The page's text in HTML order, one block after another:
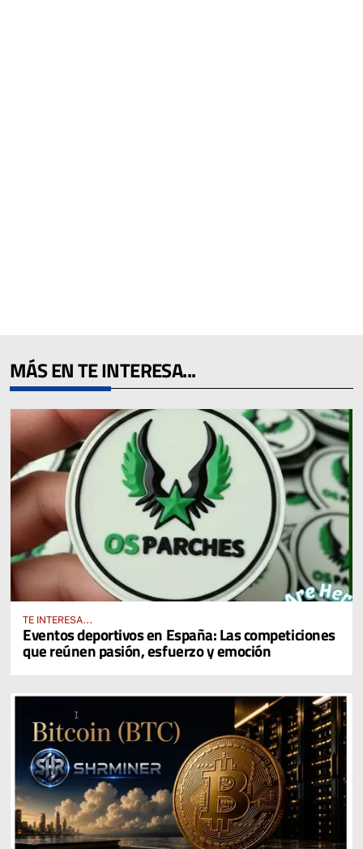
MÁS EN TE INTERESA...
TE INTERESA...
Eventos deportivos en España: Las competiciones
que reúnen pasión, esfuerzo y emoción